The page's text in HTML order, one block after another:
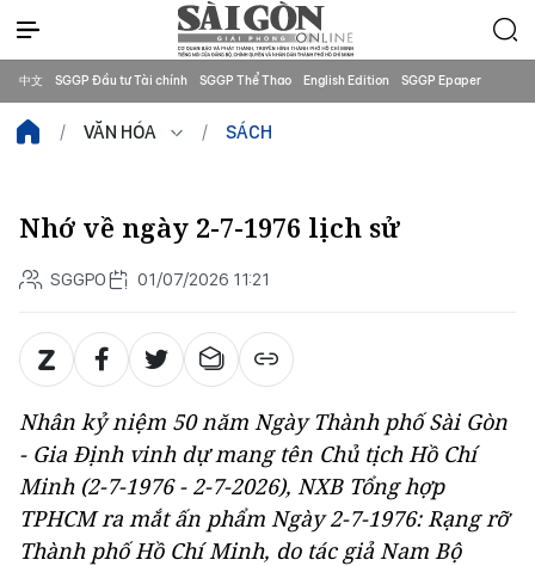
中文 SGGP Đầu tư Tài chính SGGP Thể Thao English Edition SGGP Epaper
VĂN HÓA SÁCH
Nhớ về ngày 2-7-1976 lịch sử
SGGPO 01/07/2026 11:21
Nhân kỷ niệm 50 năm Ngày Thành phố Sài Gòn
- Gia Định vinh dự mang tên Chủ tịch Hồ Chí
Minh (2-7-1976 - 2-7-2026), NXB Tổng hợp
TPHCM ra mắt ấn phẩm Ngày 2-7-1976: Rạng rỡ
Thành phố Hồ Chí Minh, do tác giả Nam Bộ